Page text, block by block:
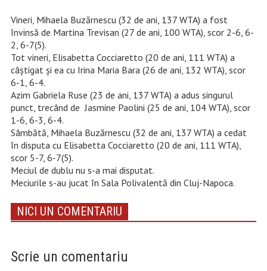
Vineri, Mihaela Buzărnescu (32 de ani, 137 WTA) a fost
învinsă de Martina Trevisan (27 de ani, 100 WTA), scor 2-6, 6-
2, 6-7(5).
Tot vineri, Elisabetta Cocciaretto (20 de ani, 111 WTA) a
câștigat și ea cu Irina Maria Bara (26 de ani, 132 WTA), scor
6-1, 6-4.
Azim Gabriela Ruse (23 de ani, 137 WTA) a adus singurul
punct, trecând de Jasmine Paolini (25 de ani, 104 WTA), scor
1-6, 6-3, 6-4.
Sâmbătă, Mihaela Buzărnescu (32 de ani, 137 WTA) a cedat
în disputa cu Elisabetta Cocciaretto (20 de ani, 111 WTA),
scor 5-7, 6-7(5).
Meciul de dublu nu s-a mai disputat.
Meciurile s-au jucat în Sala Polivalentă din Cluj-Napoca.
NICI UN COMENTARIU
Scrie un comentariu